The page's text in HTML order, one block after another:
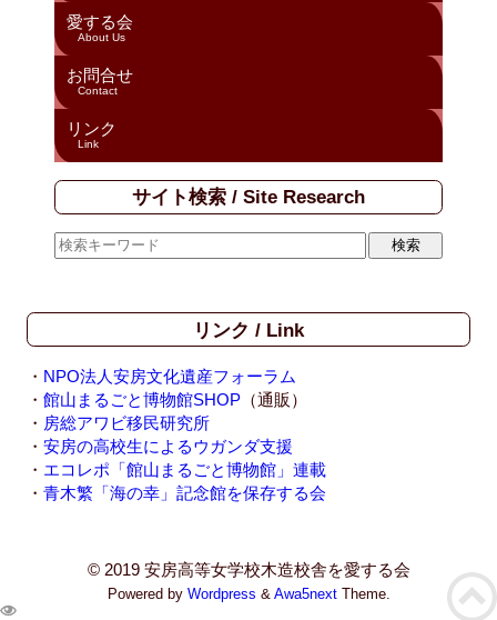
愛する会
About Us
お問合せ
Contact
リンク
Link
サイト検索 / Site Research
リンク / Link
・ NPO法人安房文化遺産フォーラム
・ 館山まるごと博物館SHOP （通販）
・ 房総アワビ移民研究所
・ 安房の高校生によるウガンダ支援
・ エコレポ「館山まるごと博物館」連載
・ 青木繁「海の幸」記念館を保存する会
© 2019 安房高等女学校木造校舎を愛する会
Powered by Wordpress & Awa5nextTheme.